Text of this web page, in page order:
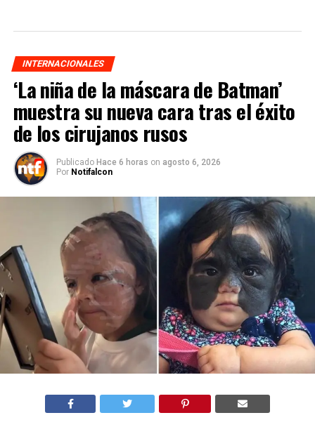
INTERNACIONALES
‘La niña de la máscara de Batman’
muestra su nueva cara tras el éxito
de los cirujanos rusos
Publicado Hace 6 horas on agosto 6, 2026
Por Notifalcon